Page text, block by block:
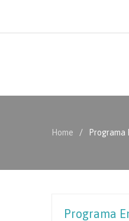
Home Programa
Programa